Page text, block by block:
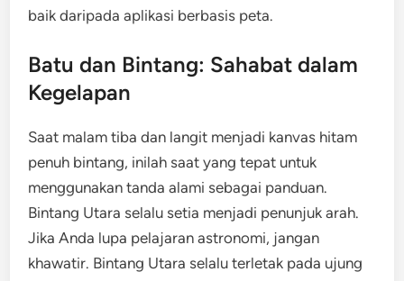
baik daripada aplikasi berbasis peta.
Batu dan Bintang: Sahabat dalam
Kegelapan
Saat malam tiba dan langit menjadi kanvas hitam
penuh bintang, inilah saat yang tepat untuk
menggunakan tanda alami sebagai panduan.
Bintang Utara selalu setia menjadi penunjuk arah.
Jika Anda lupa pelajaran astronomi, jangan
khawatir. Bintang Utara selalu terletak pada ujung